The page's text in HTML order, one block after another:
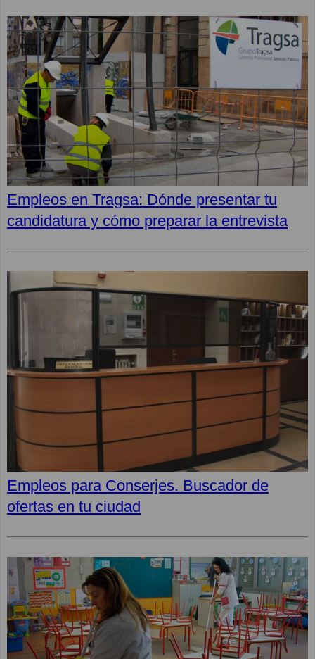
Empleos en Tragsa: Dónde presentar tu
candidatura y cómo preparar la entrevista
Empleos para Conserjes. Buscador de
ofertas en tu ciudad